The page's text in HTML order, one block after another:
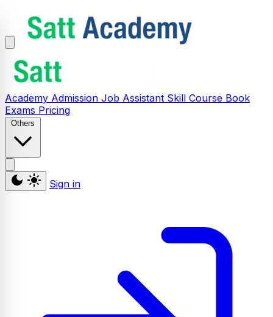
Academy Admission Job Assistant Skill Course Book
Exams Pricing
Others
Sign in